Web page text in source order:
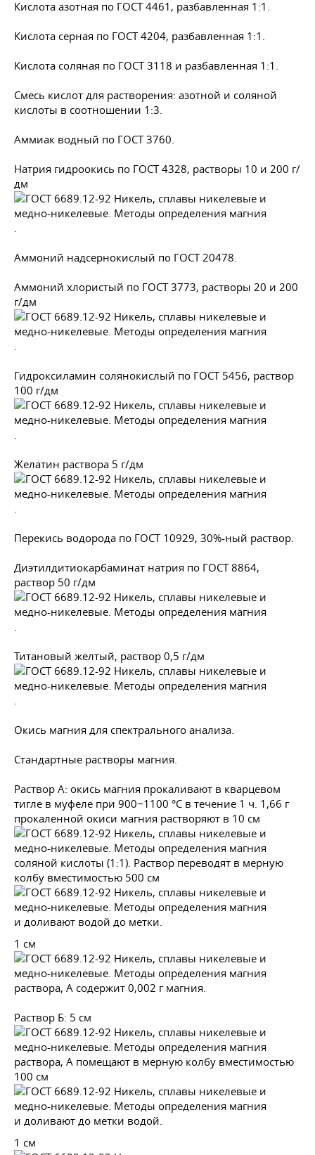
Кислота азотная по ГОСТ 4461 , разбавленная 1:1.
Кислота серная по ГОСТ 4204, разбавленная 1:1.
Кислота соляная по ГОСТ 3118 и разбавленная 1:1.
Смесь кислот для растворения: азотной и соляной
кислоты в соотношении 1:3.
Аммиак водный по ГОСТ 3760.
Натрия гидроокись по ГОСТ 4328, растворы 10 и 200 г/
дм
.
Аммоний надсернокислый по ГОСТ 20478.
Аммоний хлористый по ГОСТ 3773, растворы 20 и 200
г/дм
.
Гидроксиламин солянокислый по ГОСТ 5456, раствор
100 г/дм
.
Желатин раствора 5 г/дм
.
Перекись водорода по ГОСТ 10929, 30%-ный раствор.
Диэтилдитиокарбаминат натрия по ГОСТ 8864,
раствор 50 г/дм
.
Титановый желтый, раствор 0,5 г/дм
.
Окись магния для спектрального анализа.
Стандартные растворы магния.
Раствор А: окись магния прокаливают в кварцевом
тигле в муфеле при 900−1100 °С в течение 1 ч. 1,66 г
прокаленной окиси магния растворяют в 10 см
соляной кислоты (1:1). Раствор переводят в мерную
колбу вместимостью 500 см
и доливают водой до метки.
1 см
раствора, А содержит 0,002 г магния.
Раствор Б: 5 см
раствора, А помещают в мерную колбу вместимостью
100 см
и доливают до метки водой.
1 см